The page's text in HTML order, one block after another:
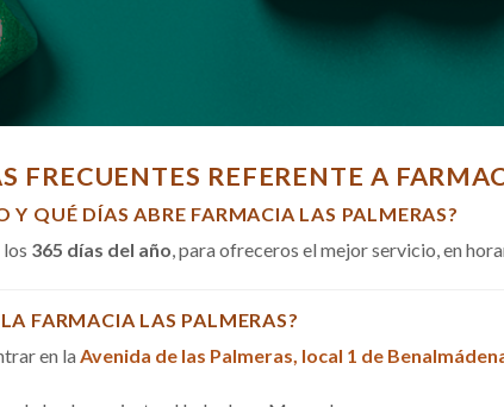
FRECUENTES REFERENTE A
Y QUÉ DÍAS ABRE FARMACIA LAS PALMERAS?
365 días del año, para ofreceros el mejor servicio, en
FARMACIA LAS PALMERAS?
en la Avenida de las Palmeras, local 1 de